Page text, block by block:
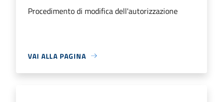
Procedimento di modifica dell'autorizzazione
VAI ALLA PAGINA